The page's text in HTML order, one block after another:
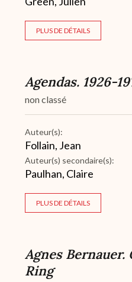
PLUS DE DÉTAILS
Agendas. 1926-
non classé
Auteur(s):
Follain, Jean
Auteur(s) secondaire(s):
Paulhan, Claire
PLUS DE DÉTAILS
Agnes Bernauer.
Ring